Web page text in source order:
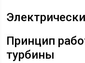
Принцип
турбины